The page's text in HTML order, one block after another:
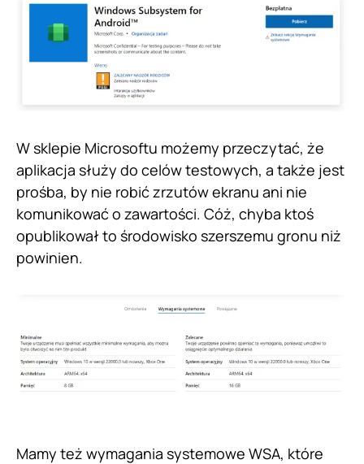
W sklepie Microsoftu możemy przeczytać, że
aplikacja służy do celów testowych, a także jest
prośba, by nie robić zrzutów ekranu ani nie
komunikować o zawartości. Cóż, chyba ktoś
opublikował to środowisko szerszemu gronu niż
powinien.
Mamy też wymagania systemowe WSA, które